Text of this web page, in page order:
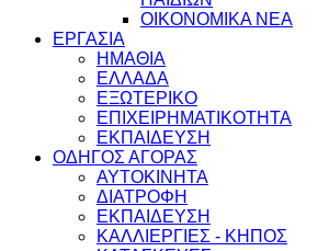
ΟΙΚΟΝΟΜΙΚΑ ΝΕΑ
ΕΡΓΑΣΙΑ
ΗΜΑΘΙΑ
ΕΛΛΑΔΑ
ΕΞΩΤΕΡΙΚΟ
ΕΠΙΧΕΙΡΗΜΑΤΙΚΟΤΗΤΑ
ΕΚΠΑΙΔΕΥΣΗ
ΟΔΗΓΟΣ ΑΓΟΡΑΣ
ΑΥΤΟΚΙΝΗΤΑ
ΔΙΑΤΡΟΦΗ
ΕΚΠΑΙΔΕΥΣΗ
ΚΑΛΛΙΕΡΓΙΕΣ - ΚΗΠΟΣ